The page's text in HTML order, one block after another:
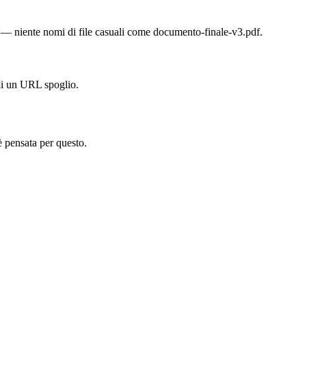
niente nomi di file casuali come documento-finale-v3.pdf.
un URL spoglio.
per questo.